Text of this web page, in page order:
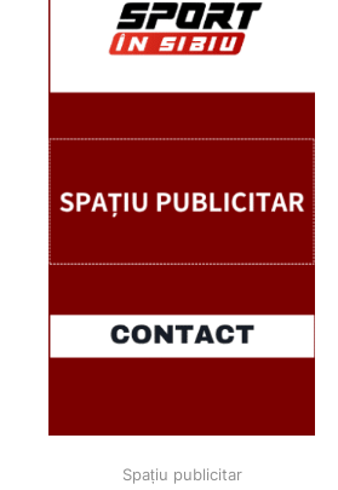
Spațiu publicitar